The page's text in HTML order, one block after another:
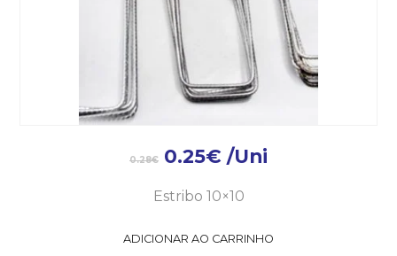
0.28€ 0.25€ /Uni
Estribo 10×10
ADICIONAR AO CARRINHO